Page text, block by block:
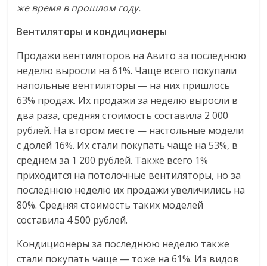
же время в прошлом году.
Вентиляторы и кондиционеры
Продажи вентиляторов на Авито за последнюю
неделю выросли на 61%. Чаще всего покупали
напольные вентиляторы — на них пришлось
63% продаж. Их продажи за неделю выросли в
два раза, средняя стоимость составила 2 000
рублей. На втором месте — настольные модели
с долей 16%. Их стали покупать чаще на 53%, в
среднем за 1 200 рублей. Также всего 1%
приходится на потолочные вентиляторы, но за
последнюю неделю их продажи увеличились на
80%. Средняя стоимость таких моделей
составила 4 500 рублей.
Кондиционеры за последнюю неделю также
стали покупать чаще — тоже на 61%. Из видов